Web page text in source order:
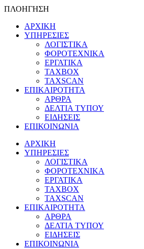
ΠΛΟΗΓΗΣΗ
ΑΡΧΙΚΗ
ΥΠΗΡΕΣΙΕΣ
ΛΟΓΙΣΤΙΚΑ
ΦΟΡΟΤΕΧΝΙΚΑ
ΕΡΓΑΤΙΚΑ
TAXBOX
TAXSCAN
ΕΠΙΚΑΙΡΟΤΗΤΑ
ΑΡΘΡΑ
ΔΕΛΤΙΑ ΤΥΠΟΥ
ΕΙΔΗΣΕΙΣ
ΕΠΙΚΟΙΝΩΝΙΑ
ΑΡΧΙΚΗ
ΥΠΗΡΕΣΙΕΣ
ΛΟΓΙΣΤΙΚΑ
ΦΟΡΟΤΕΧΝΙΚΑ
ΕΡΓΑΤΙΚΑ
TAXBOX
TAXSCAN
ΕΠΙΚΑΙΡΟΤΗΤΑ
ΑΡΘΡΑ
ΔΕΛΤΙΑ ΤΥΠΟΥ
ΕΙΔΗΣΕΙΣ
ΕΠΙΚΟΙΝΩΝΙΑ